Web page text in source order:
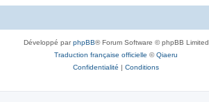
Développé parphpBB® Forum Software © phpBB Limited
Traduction française officielle ©Qiaeru
Confidentialité | Conditions